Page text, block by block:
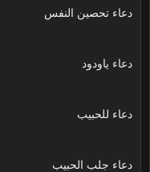
دعاء تحصين النفس
دعاء ياودود
دعاء للحبيب
دعاء جلب الحبيب